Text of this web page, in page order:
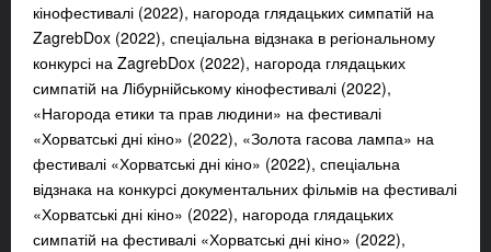
кінофестивалі (2022), нагорода глядацьких симпатій на
ZagrebDox (2022), спеціальна відзнака в регіональному
конкурсі на ZagrebDox (2022), нагорода глядацьких
симпатій на Лібурнійському кінофестивалі (2022),
«Нагорода етики та прав людини» на фестивалі
«Хорватські дні кіно» (2022), «Золота гасова лампа» на
фестивалі «Хорватські дні кіно» (2022), спеціальна
відзнака на конкурсі документальних фільмів на фестивалі
«Хорватські дні кіно» (2022), нагорода глядацьких
симпатій на фестивалі «Хорватські дні кіно» (2022),